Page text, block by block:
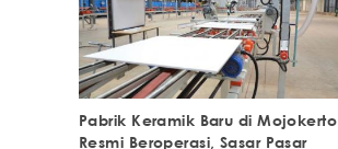
Pabrik Keramik Baru di Mojokerto
Resmi Beroperasi, Sasar Pasar